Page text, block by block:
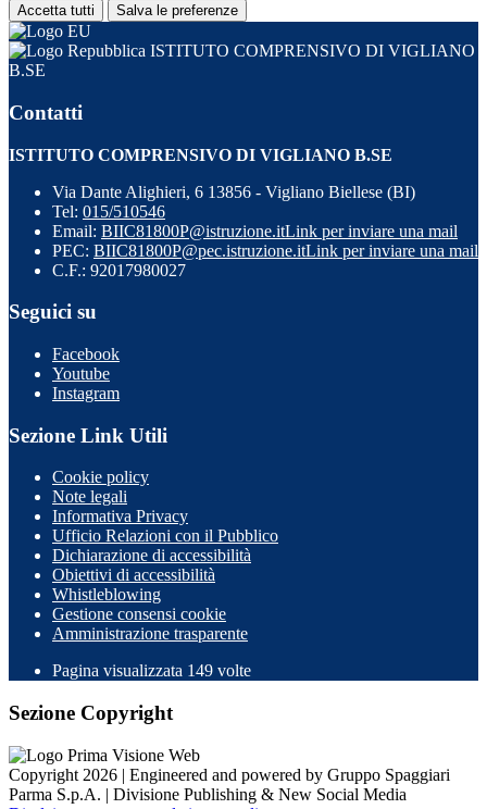
Accetta tutti Salva le preferenze
ISTITUTO COMPRENSIVO DI VIGLIANO
B.SE
Contatti
ISTITUTO COMPRENSIVO DI VIGLIANO B.SE
Via Dante Alighieri, 6 13856 - Vigliano Biellese (BI)
Tel: 015/510546
Email: BIIC81800P@istruzione.itLink per inviare una mail
PEC: BIIC81800P@pec.istruzione.itLink per inviare una mail
C.F.: 92017980027
Seguici su
Facebook
Youtube
Instagram
Sezione Link Utili
Cookie policy
Note legali
Informativa Privacy
Ufficio Relazioni con il Pubblico
Dichiarazione di accessibilità
Obiettivi di accessibilità
Whistleblowing
Gestione consensi cookie
Amministrazione trasparente
Pagina visualizzata 149 volte
Sezione Copyright
Copyright 2026 | Engineered and powered by Gruppo Spaggiari
Parma S.p.A. | Divisione Publishing & New Social Media